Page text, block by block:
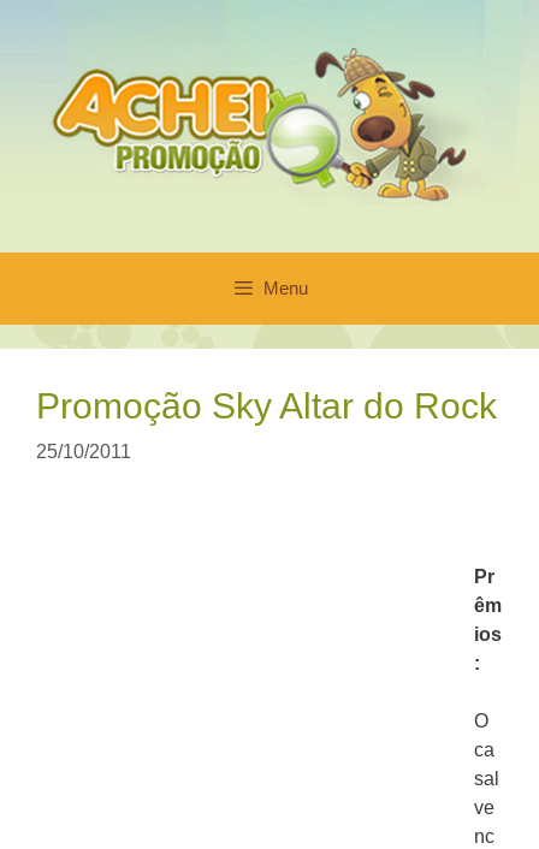
conteúdo
Menu
Promoção Sky Altar do Rock
25/10/2011
Pr
êm
ios
:
O
ca
sal
ve
nc